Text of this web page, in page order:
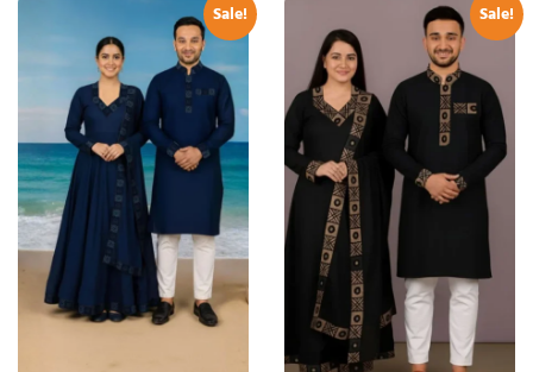
Sale! Sale!